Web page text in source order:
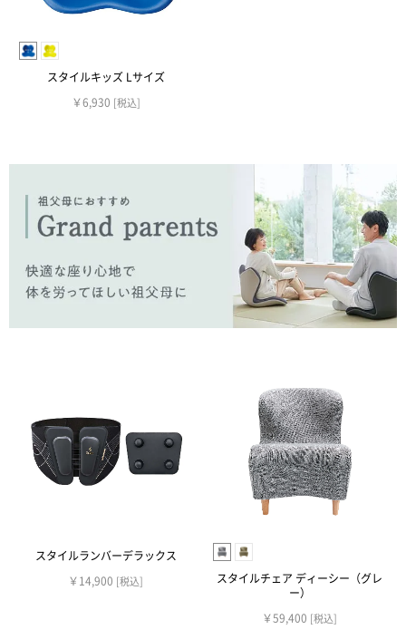
スタイルキッズ Lサイズ
￥6,930 [税込]
スタイルランバーデラックス
￥14,900 [税込]
スタイルチェア ディーシー（グレ
ー）
￥59,400 [税込]